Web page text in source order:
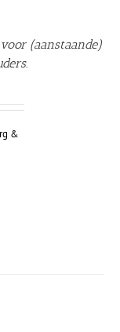
(aanstaande)
&